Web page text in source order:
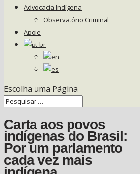
Advocacia Indígena
Observatório Criminal
Apoie
Escolha uma Página
Carta aos povos
indígenas do Brasil:
Por um parlamento
cada vez mais